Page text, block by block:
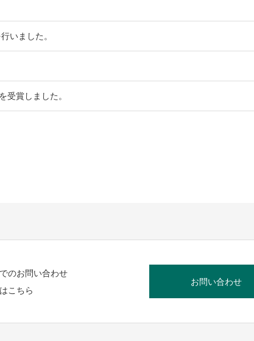
いました。
賞しました。
のお問い合わせ
こちら
お問い合わせ